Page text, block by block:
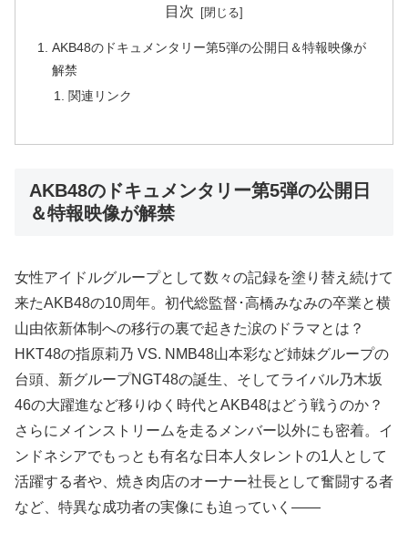
目次
AKB48のドキュメンタリー第5弾の公開日＆特報映像が
解禁
関連リンク
AKB48のドキュメンタリー第5弾の公開日
＆特報映像が解禁
女性アイドルグループとして数々の記録を塗り替え続けて
来たAKB48の10周年。初代総監督･高橋みなみの卒業と横
山由依新体制への移行の裏で起きた涙のドラマとは？
HKT48の指原莉乃 VS. NMB48山本彩など姉妹グループの
台頭、新グループNGT48の誕生、そしてライバル乃木坂
46の大躍進など移りゆく時代とAKB48はどう戦うのか？
さらにメインストリームを走るメンバー以外にも密着。イ
ンドネシアでもっとも有名な日本人タレントの1人として
活躍する者や、焼き肉店のオーナー社長として奮闘する者
など、特異な成功者の実像にも迫っていく――